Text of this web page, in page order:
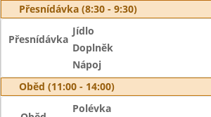
Přesnídávka (8:30 - 9:30)
Přesnídávka
Jídlo
Doplněk
Nápoj
Oběd (11:00 - 14:00)
Polévka